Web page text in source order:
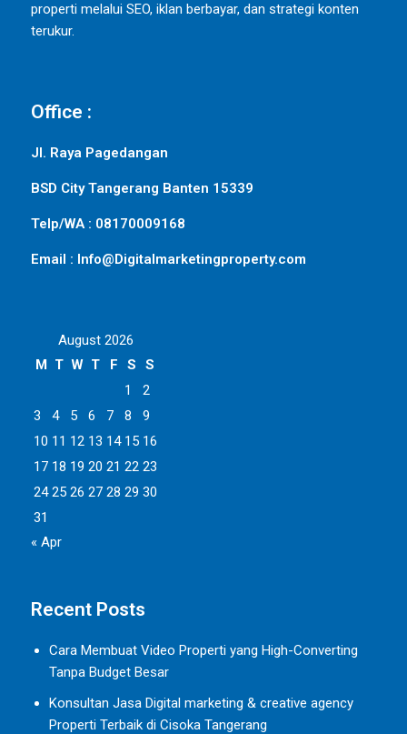
properti melalui SEO, iklan berbayar, dan strategi konten
terukur.
Office :
Jl. Raya Pagedangan
BSD City Tangerang Banten 15339
Telp/WA : 08170009168
Email : Info@Digitalmarketingproperty.com
August 2026
M T W T F S
S
1
2
3
4 5 6 7 8
9
10 11 12 13 14 15 16
17 18 19 20 21 22 23
24 25 26 27 28 29 30
31
« Apr
Recent Posts
Cara Membuat Video Properti yang High-Converting
Tanpa Budget Besar
Konsultan Jasa Digital marketing & creative agency
Properti Terbaik di Cisoka Tangerang